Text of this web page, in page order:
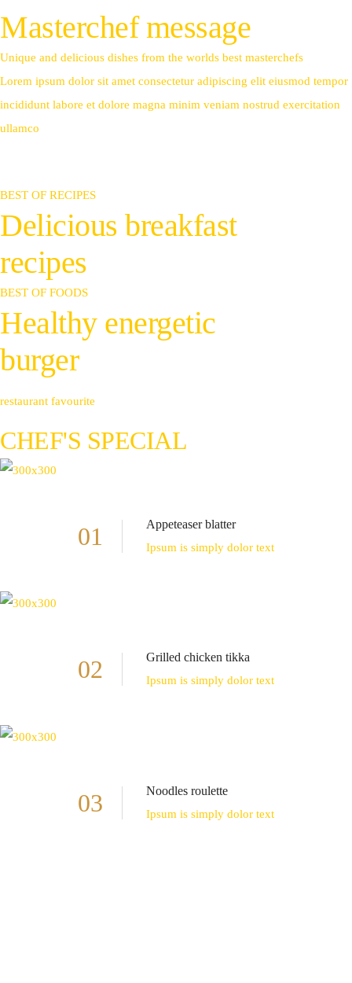
Masterchefmessage
Unique and delicious dishes from the worlds best masterchefs
Lorem ipsum dolor sit amet consectetur adipiscing elit eiusmod tempor
incididunt labore et dolore magna minim veniam nostrud exercitation
ullamco
BEST OF RECIPES
Delicious breakfast
recipes
BEST OF FOODS
Healthy energetic
burger
restaurant favourite
CHEF'S SPECIAL
01 Appeteaser blatter
Ipsum is simply dolor text
02 Grilled chicken tikka
Ipsum is simply dolor text
03 Noodles roulette
Ipsum is simply dolor text